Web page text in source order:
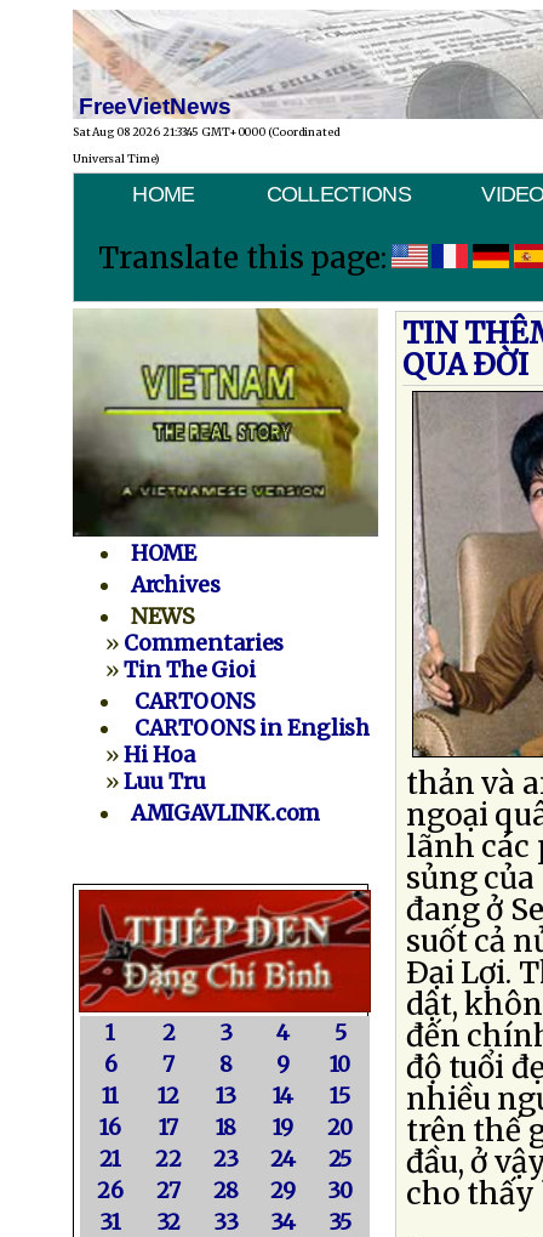
FreeVietNews
Sat Aug 08 2026 21:33:45 GMT+0000 (Coordinated
Universal Time)
HOME COLLECTIONS
Translate this page:
HOME
Archives
NEWS
» Commentaries
»Tin The Gioi
CARTOONS
CARTOONS in English
»Hi Hoa
»Luu Tru
AMIGAVLINK.com
1 2 3 4
5
6
7 8 9
10
11
12 13 14
15
16
17 18 19
20
21
22 23 24
25
26
27 28 29
30
31
32 33 34
35
TIN
QUA ÐỜI
thản và
ngoại
lãnh các
sủng
đang ở
suốt cả
Ðại Lợi.
dật,
đến
độ tuổi
nhiều
trên thế
đầu, ở
cho thấy